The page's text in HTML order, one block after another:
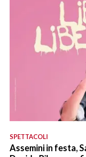
SPETTACOLI
Assemini in festa,